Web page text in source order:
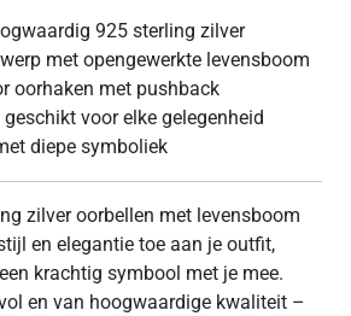
925 sterling zilver
met opengewerkte levensboom
oorhaken met pushback
voor elke gelegenheid
diepe symboliek
zilver oorbellen met levensboom
en elegantie toe aan je outfit,
krachtig symbool met je mee.
en van hoogwaardige kwaliteit –